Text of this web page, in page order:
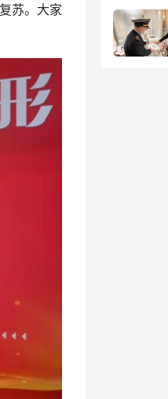
苏。大家